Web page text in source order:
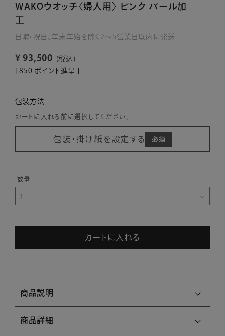
WAKOウオッチ〈婦人用〉 ピンク パール加
工
日曜・祝日、年末年始を除く2～5営業日以内に発送
¥ 93,500
税込
850 ポイント進呈 ]
包装方法
カートに入れる前に選択してください。
包装・掛け紙を設定する
カートに入れる
商品説明
商品詳細